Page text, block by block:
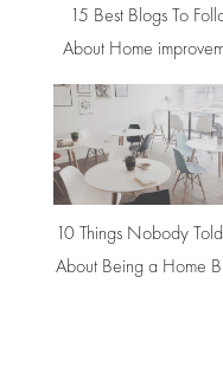
15 Best Blogs To
About Home
10 Things Nobody
About Being a Home